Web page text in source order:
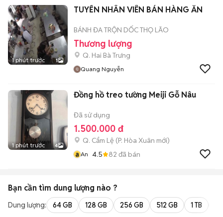
1 phút trước 1
TUYỂN NHÂN VIÊN BÁN HÀNG ĂN
BÁNH ĐA TRỘN DỐC THỌ LÃO
Thương lượng
Q. Hai Bà Trưng
Quang Nguyễn
1 phút trước 4
Đồng hồ treo tường Meiji Gỗ Nâu
Đã sử dụng
1.500.000 đ
Q. Cẩm Lệ (P. Hòa Xuân mới)
a An 4.5 82 đã bán
Bạn cần tìm dung lượng nào ?
Dung lượng: 64 GB 128 GB 256 GB 512 GB 1 TB